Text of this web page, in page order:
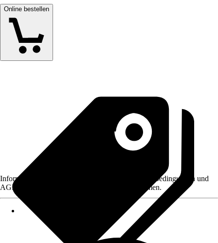
Online bestellen
Informationen des Verkäufers, wie z. B. Rückgabebedingungen und
AGB, finden Sie bei Klick auf den Verkäufernamen.